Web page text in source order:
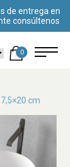
de entrega en
consúltenos
0
cm